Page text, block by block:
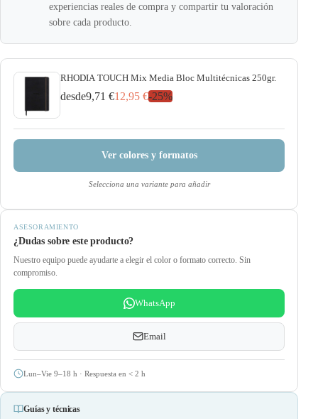
experiencias reales de compra y compartir tu valoración
sobre cada producto.
RHODIA TOUCH Mix Media Bloc Multitécnicas 250gr.
desde9,71 €12,95 €-25%
Ver colores y formatos
Selecciona una variante para añadir
ASESORAMIENTO
¿Dudas sobre este producto?
Nuestro equipo puede ayudarte a elegir el color o formato correcto. Sin
compromiso.
WhatsApp
Email
Lun–Vie 9–18 h · Respuesta en < 2 h
Guías y técnicas